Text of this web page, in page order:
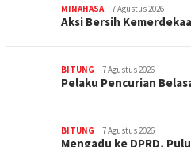
MINAHASA 7 Agustus 2026
Aksi Bersih
BITUNG 7 Agustus 2026
Pelaku Pencurian
BITUNG 7 Agustus 2026
Mengadu ke DPRD,